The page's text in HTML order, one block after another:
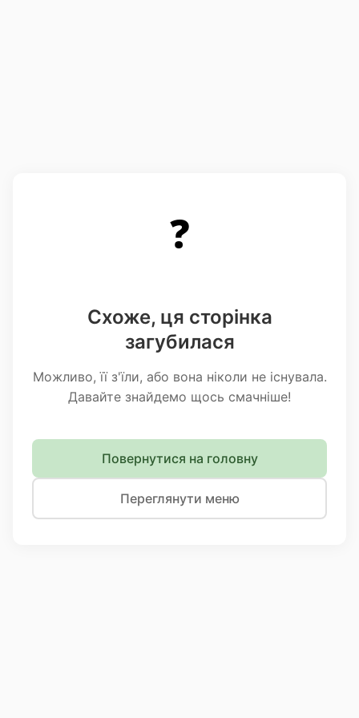
❓
Схоже, ця сторінка
загубилася
Можливо, її з'їли, або вона ніколи не існувала.
Давайте знайдемо щось смачніше!
Повернутися на головну
Переглянути меню